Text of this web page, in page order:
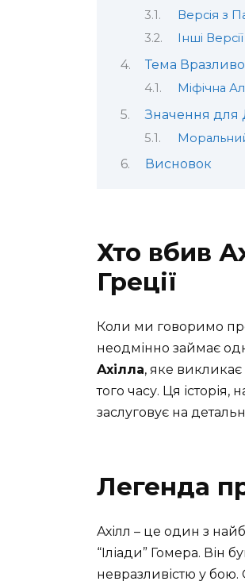
Версія з
Інші Версії
Тема
Міфічна
Значення для
Висновок
Хто вбив
Греції
Коли ми говоримо про
неодмінно займає
Ахілла, яке викликає
того часу. Ця
заслуговує на
Легенда
Ахілл – це один з
“Іліади” Гомера. Він
невразливістю у бою.